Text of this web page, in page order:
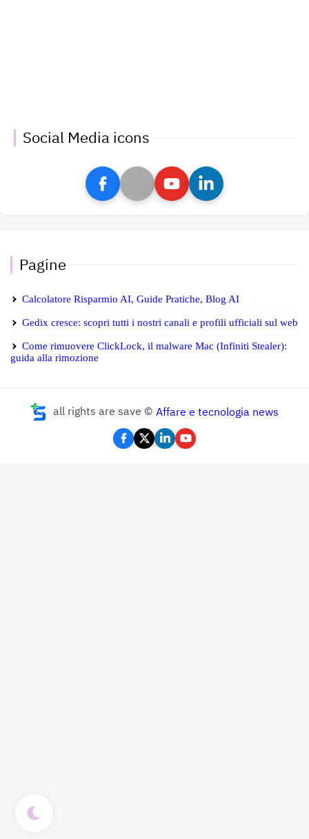
Social Media icons
Pagine
Calcolatore Risparmio AI, Guide Pratiche, Blog AI
Gedix cresce: scopri tutti i nostri canali e profili ufficiali sul web
Come rimuovere ClickLock, il malware Mac (Infiniti Stealer):
guida alla rimozione
all rights are save © Affare e tecnologia news